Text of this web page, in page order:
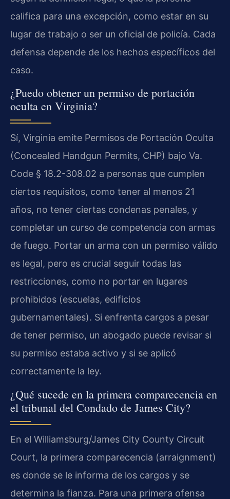
califica para una excepción, como estar en su
lugar de trabajo o ser un oficial de policía. Cada
defensa depende de los hechos específicos del
caso.
¿Puedo obtener un permiso de portación
oculta en Virginia?
Sí, Virginia emite Permisos de Portación Oculta
(Concealed Handgun Permits, CHP) bajo Va.
Code § 18.2-308.02 a personas que cumplen
ciertos requisitos, como tener al menos 21
años, no tener ciertas condenas penales, y
completar un curso de competencia con armas
de fuego. Portar un arma con un permiso válido
es legal, pero es crucial seguir todas las
restricciones, como no portar en lugares
prohibidos (escuelas, edificios
gubernamentales). Si enfrenta cargos a pesar
de tener permiso, un abogado puede revisar si
su permiso estaba activo y si se aplicó
correctamente la ley.
¿Qué sucede en la primera comparecencia en
el tribunal del Condado de James City?
En el Williamsburg/James City County Circuit
Court, la primera comparecencia (arraignment)
es donde se le informa de los cargos y se
determina la fianza. Para una primera ofensa